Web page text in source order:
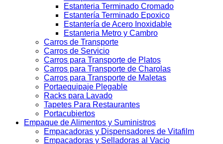
Estanteria Terminado Cromado
Estantería Terminado Epoxico
Estantería de Acero Inoxidable
Estanteria Metro y Cambro
Carros de Transporte
Carros de Servicio
Carros para Transporte de Platos
Carros para Transporte de Charolas
Carros para Transporte de Maletas
Portaequipaje Plegable
Racks para Lavado
Tapetes Para Restaurantes
Portacubiertos
Empaque de Alimentos y Suministros
Empacadoras y Dispensadores de Vitafilm
Empacadoras y Selladoras al Vacio